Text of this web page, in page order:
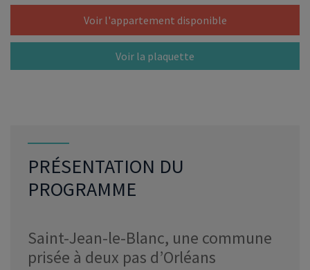
Voir l'appartement disponible
Voir la plaquette
PRÉSENTATION DU
PROGRAMME
Saint-Jean-le-Blanc, une commune
prisée à deux pas d’Orléans